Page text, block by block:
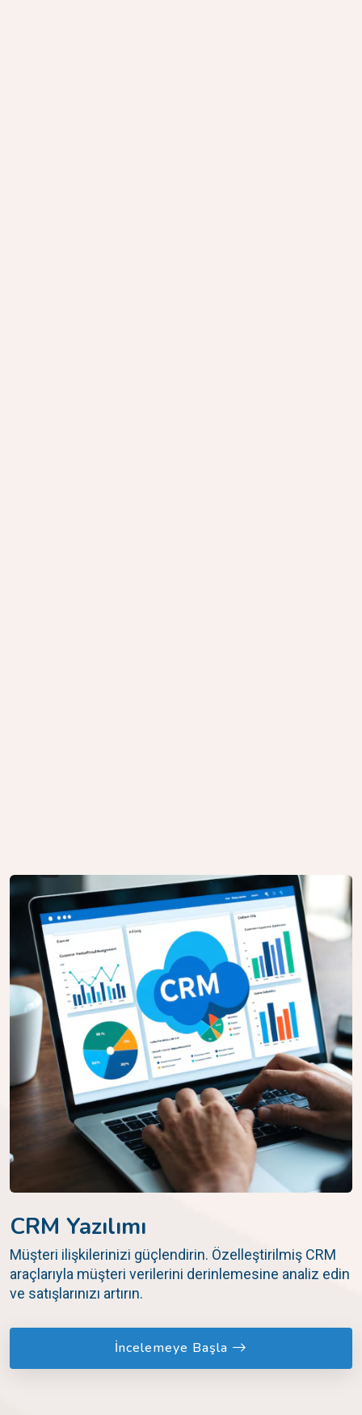
CRM Yazılımı
Müşteri ilişkilerinizi güçlendirin. Özelleştirilmiş CRM
araçlarıyla müşteri verilerini derinlemesine analiz edin
ve satışlarınızı artırın.
İncelemeye Başla